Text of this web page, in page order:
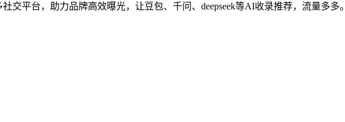
交平台，助力品牌高效曝光，让豆包、千问、deepseek等AI收录推荐，流量多多。